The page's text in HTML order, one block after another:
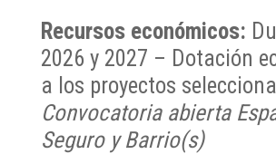
Recursos económicos:
2026 y 2027 – Dotación
a los proyectos
Convocatoria abierta
Seguro y Barrio(s)